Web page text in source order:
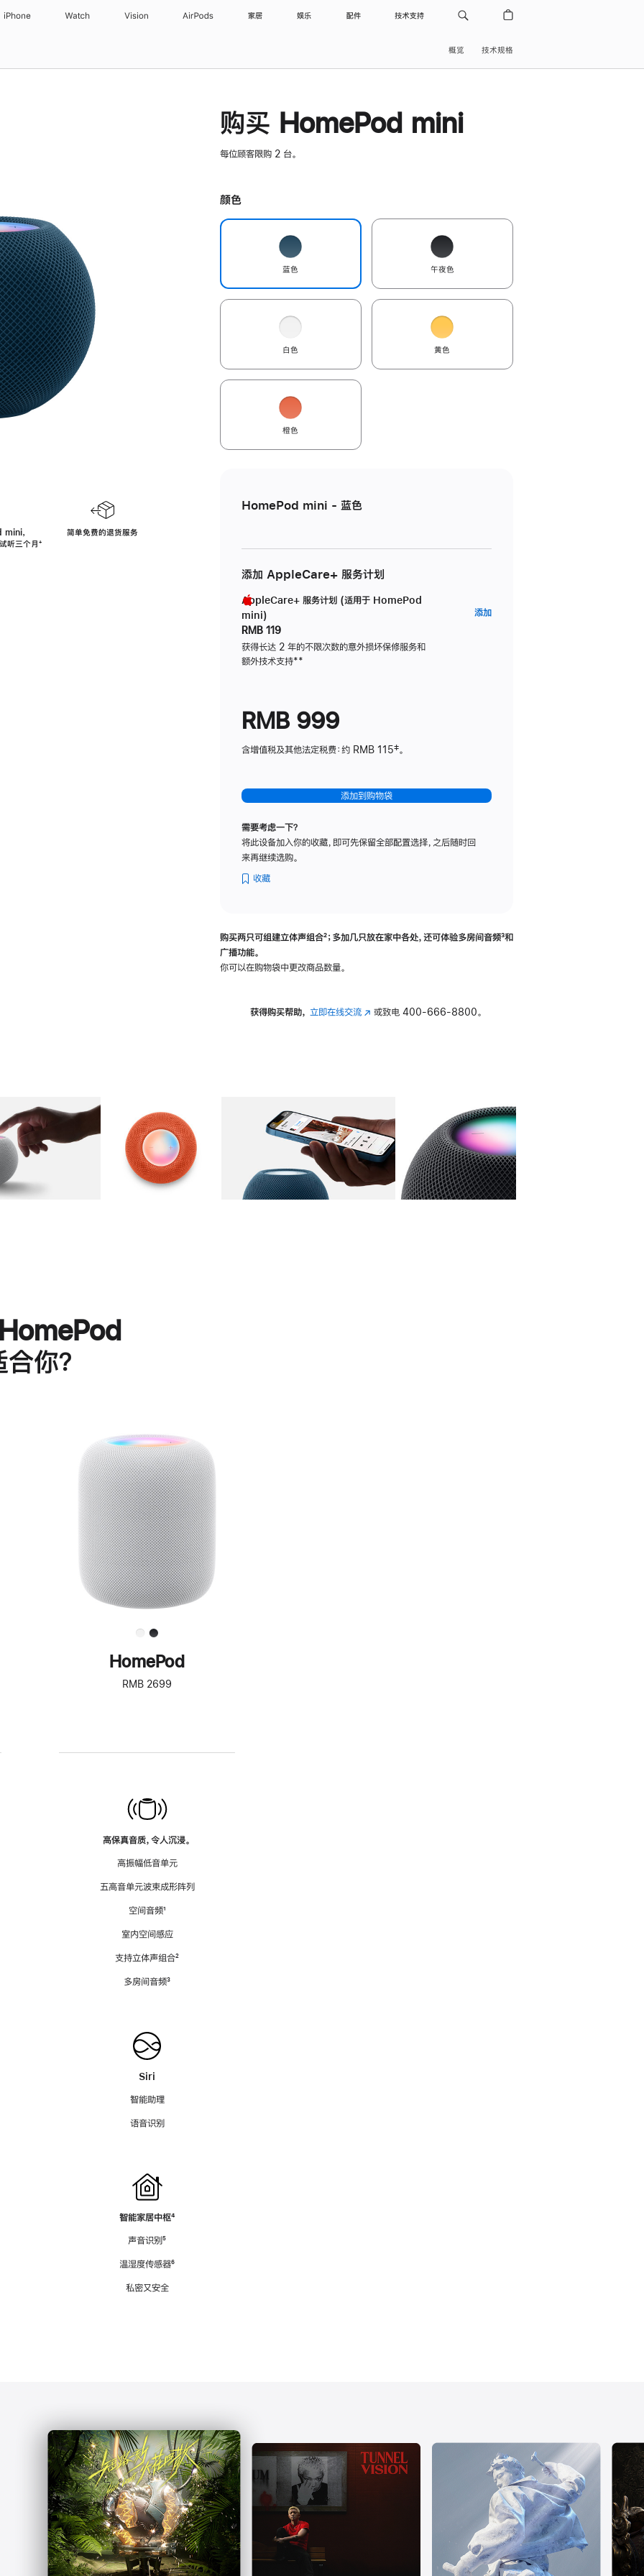
iPhone Watch Vision AirPods 家居 娱乐 配件 技术支持
概览 技术规格
，
听三个月脚
⁺
简单免费的退货服务
购买 HomePod mini
每位顾客限购 2 台。
颜色
蓝色 午夜色
白色 黄色
橙色
HomePod mini - 蓝色
添加 AppleCare+ 服务计划
AppleCare+ 服务计划 (适用于 HomePod
mini)
RMB 119
获得长达 2 年的不限次数的意外损坏保修服务和
额外技术支持脚
**
添加AppleCare+
RMB 999
含增值税及其他法定税费：约 RMB 115‡。
添加到购物袋
需要考虑一下？
将此设备加入你的收藏，即可先保留全部配置选择，之后随时回
来再继续选购。
收藏
购买两只可组建立体声组合脚
²；多加几只放在家中各处，还可体验多‍房‍间音频脚
³和
广播功能。
你可以在购物袋中更改商品数量。
获得购买帮助， 立即在线交流(在 或致电 400-666-8800。
图库 图像 图库 图像 图库 图像 4 图库 图像 5
你？
进
一
步
了
解
HomePod<
HomePod
RMB 2699
高保真音质，令人沉浸。
高振幅低音单元
五高音单元波束成形阵列
空间音频脚
¹
室内空间感应
支持立体声组合脚
²
多房间音频脚
³
Siri
智能助理
语音识别
智能家居中枢脚
⁴
声音识别脚
⁵
温湿度传感器脚
⁶
私密又安全